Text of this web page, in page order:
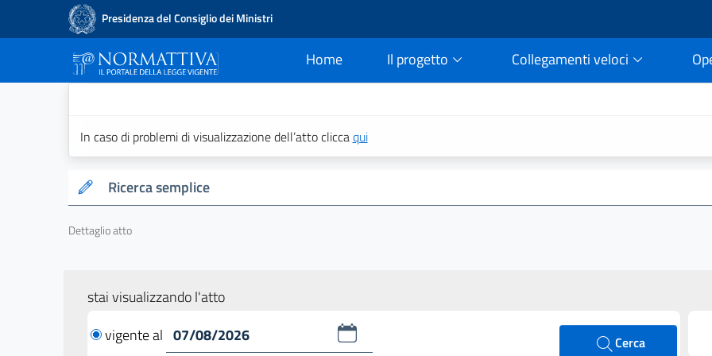
Presidenza del Consiglio dei Ministri
Home
current Il progetto Collegamenti veloci
In caso di problemi di visualizzazione dell’atto cliccaqui
Ricerca semplice
Dettaglio atto
stai visualizzando l'atto
vigente al
Cerca